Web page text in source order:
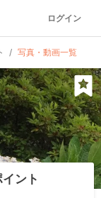
ログイン
写真・動画一覧
ント